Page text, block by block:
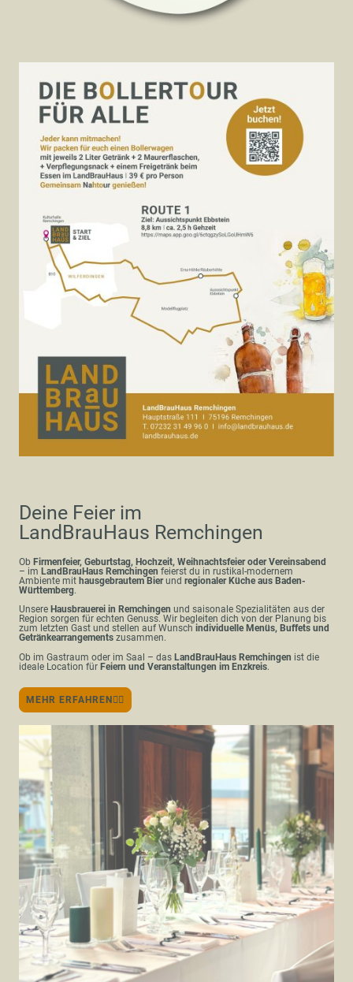
Deine Feier im
LandBrauHaus Remchingen
Ob Firmenfeier, Geburtstag, Hochzeit, Weihnachtsfeier oder Vereinsabend
– im LandBrauHaus Remchingen feierst du in rustikal-modernem
Ambiente mit hausgebrautem Bierund regionaler Küche aus Baden-
Württemberg.
Unsere Hausbrauerei in Remchingen und saisonale Spezialitäten aus der
Region sorgen für echten Genuss. Wir begleiten dich von der Planung bis
zum letzten Gast und stellen auf Wunsch individuelle Menüs, Buffets und
Getränkearrangements zusammen.
Ob im Gastraum oder im Saal – das LandBrauHaus Remchingen ist die
ideale Location für Feiern und Veranstaltungen im Enzkreis.
MEHR ERFAHREN👆🏽